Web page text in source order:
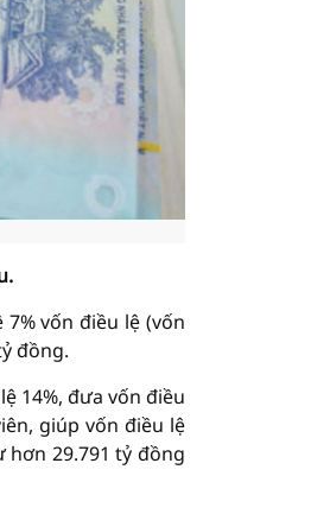
vốn điều lệ (vốn
đồng.
14%, đưa vốn điều
giúp vốn điều lệ
hơn 29.791 tỷ đồng